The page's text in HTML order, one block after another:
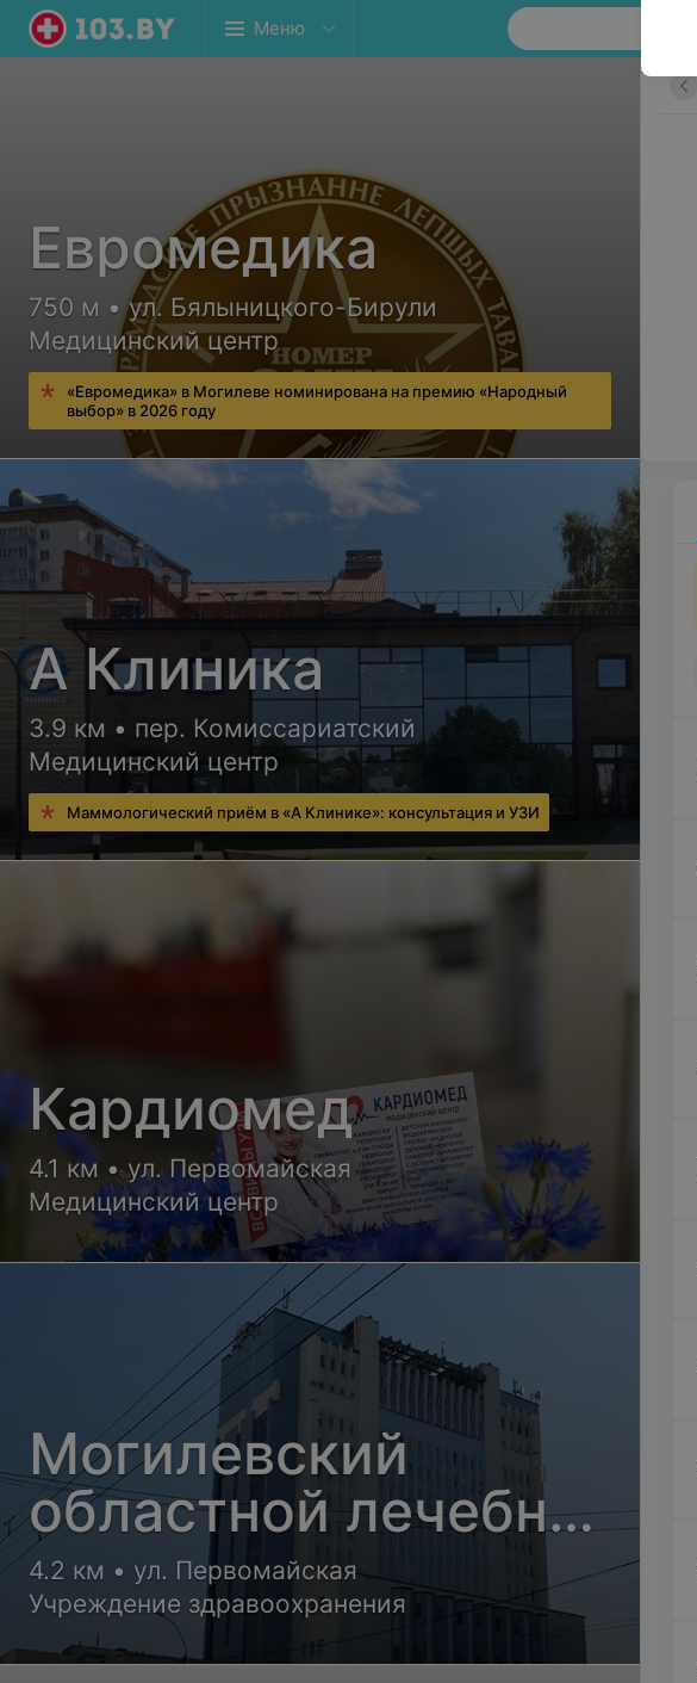
Меню
Евромедика
750 м • ул. Бялыницкого-Бирули
Медицинский центр
«Евромедика» в Могилеве номинирована на премию «Народный
выбор» в 2026 году
А Клиника
3.9 км • пер. Комиссариатский
Медицинский центр
Маммологический приём в «А Клинике»: консультация и УЗИ
Кардиомед
4.1 км • ул. Первомайская
Медицинский центр
Могилевский
областной лечебно-
диагностический
центр
4.2 км • ул. Первомайская
Учреждение здравоохранения